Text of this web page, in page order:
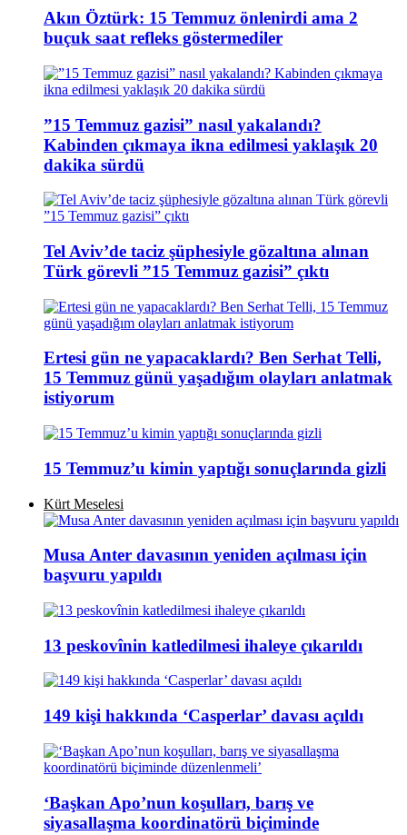
Akın Öztürk: 15 Temmuz önlenirdi ama 2
buçuk saat refleks göstermediler
”15 Temmuz gazisi” nasıl yakalandı?
Kabinden çıkmaya ikna edilmesi yaklaşık 20
dakika sürdü
Tel Aviv’de taciz şüphesiyle gözaltına alınan
Türk görevli ”15 Temmuz gazisi” çıktı
Ertesi gün ne yapacaklardı? Ben Serhat Telli,
15 Temmuz günü yaşadığım olayları anlatmak
istiyorum
15 Temmuz’u kimin yaptığı sonuçlarında gizli
Kürt Meselesi
Musa Anter davasının yeniden açılması için
başvuru yapıldı
13 peskovînin katledilmesi ihaleye çıkarıldı
149 kişi hakkında ‘Casperlar’ davası açıldı
‘Başkan Apo’nun koşulları, barış ve
siyasallaşma koordinatörü biçiminde